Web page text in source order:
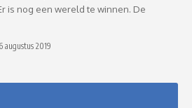
is nog een wereld te winnen. De
6 augustus 2019